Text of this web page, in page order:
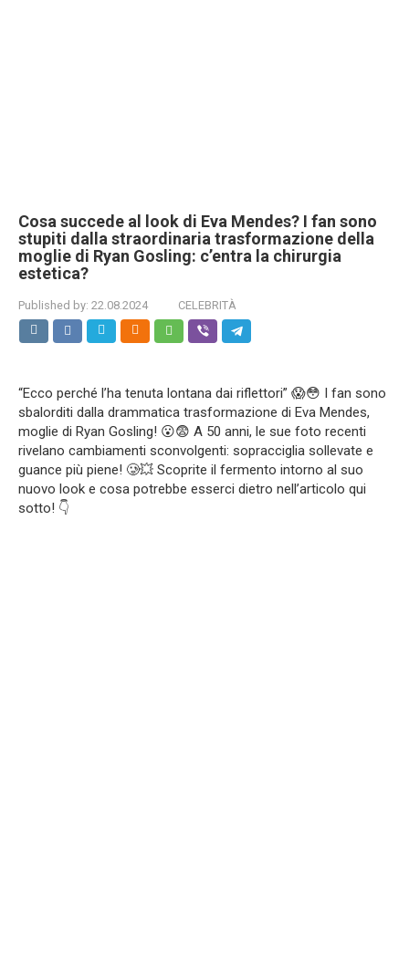
Cosa succede al look di Eva Mendes? I fan sono
stupiti dalla straordinaria trasformazione della
moglie di Ryan Gosling: c’entra la chirurgia
estetica?
Published by: 22.08.2024 CELEBRITÀ
“Ecco perché l’ha tenuta lontana dai riflettori” 😱😳 I fan sono
sbalorditi dalla drammatica trasformazione di Eva Mendes,
moglie di Ryan Gosling! 😮😨 A 50 anni, le sue foto recenti
rivelano cambiamenti sconvolgenti: sopracciglia sollevate e
guance più piene! 🥲💥 Scoprite il fermento intorno al suo
nuovo look e cosa potrebbe esserci dietro nell’articolo qui
sotto! 👇